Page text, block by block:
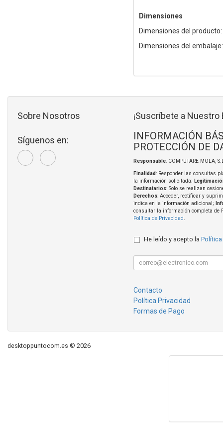
Dimensiones
Dimensiones del
Dimensiones del
Sobre Nosotros
Síguenos en:
¡Suscríbete a Nuestro
INFORMACIÓN
PROTECCIÓN DE
Responsable: COMPUTARE MOLA,
Finalidad: Responder las consultas
la información solicitada;
Destinatarios: Solo se realizan
Derechos: Acceder, rectificar y
indica en la información adicional;
consultar la información completa de
Política de Privacidad
He leído y acepto la Política
Contacto
Política Privacidad
Formas de Pago
desktoppuntocom.es © 2026